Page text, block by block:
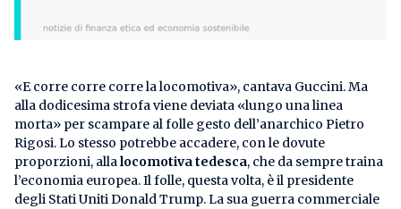
«E corre corre corre la locomotiva», cantava Guccini. Ma
alla dodicesima strofa viene deviata «lungo una linea
morta» per scampare al folle gesto dell’anarchico Pietro
Rigosi. Lo stesso potrebbe accadere, con le dovute
proporzioni, allalocomotiva tedesca, che da sempre traina
l’economia europea. Il folle, questa volta, è il presidente
degli Stati Uniti Donald Trump. La sua guerra commerciale